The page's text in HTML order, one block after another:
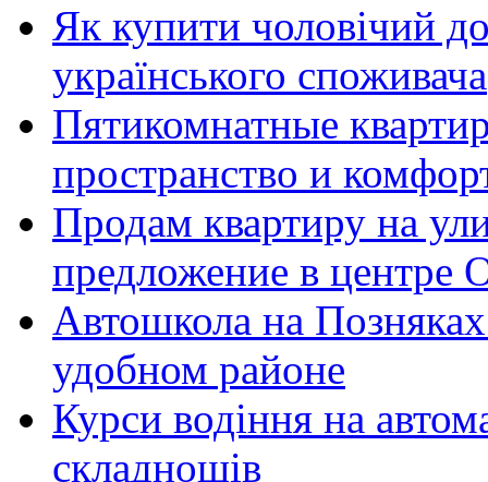
Як купити чоловічий
українського споживача
Пятикомнатные
пространство и
Продам квартиру на
предложение в центре
Автошкола на
удобном районе
Курси водіння на
складнощів